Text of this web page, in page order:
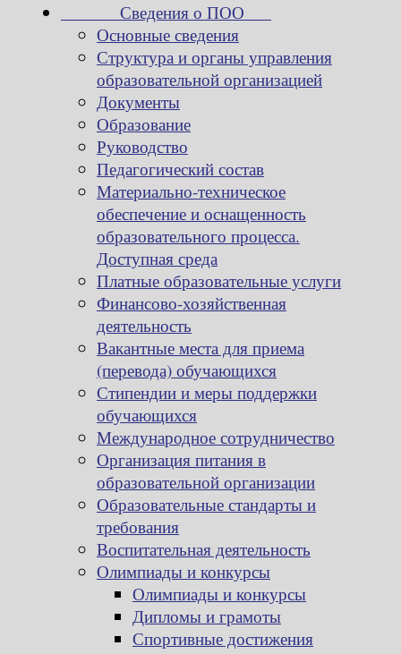
Сведения о ПОО
Основные сведения
Структура и органы управления
образовательной организацией
Документы
Образование
Руководство
Педагогический состав
Материально-техническое
обеспечение и оснащенность
образовательного процесса.
Доступная среда
Платные образовательные услуги
Финансово-хозяйственная
деятельность
Вакантные места для приема
(перевода) обучающихся
Стипендии и меры поддержки
обучающихся
Международное сотрудничество
Организация питания в
образовательной организации
Образовательные стандарты и
требования
Воспитательная деятельность
Олимпиады и конкурсы
Олимпиады и конкурсы
Дипломы и грамоты
Спортивные достижения